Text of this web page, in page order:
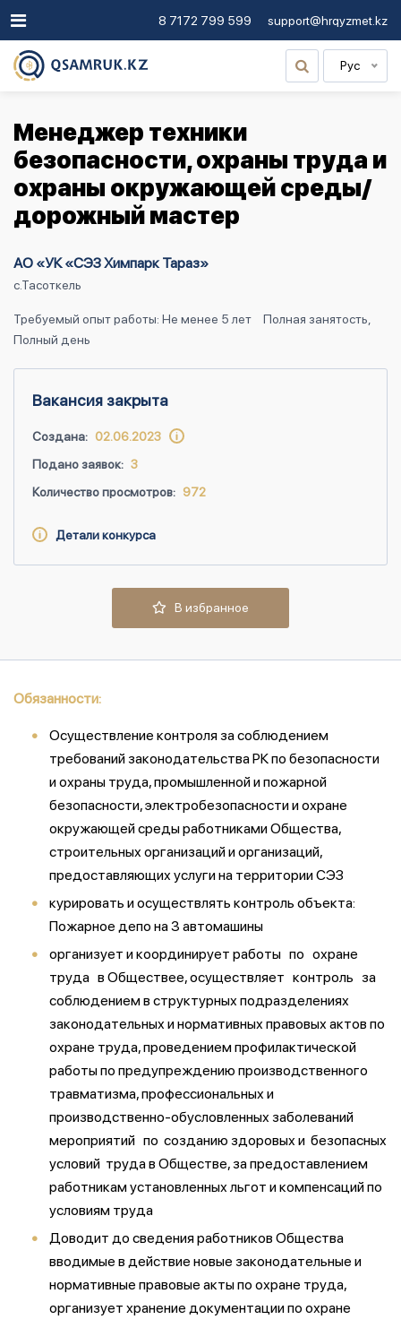
8 7172 799 599 support@hrqyzmet.kz
Рус
Менеджер техники
безопасности, охраны труда и
охраны окружающей среды/
дорожный мастер
АО «УК «СЭЗ Химпарк Тараз»
с.Тасоткель
Требуемый опыт работы: Не менее 5 лет
Полная занятость,
Полный день
Вакансия закрыта
Создана: 02.06.2023
Подано заявок: 3
Количество просмотров: 972
Детали конкурса
В избранное
Обязанности:
Осуществление контроля за соблюдением
требований законодательства РК по безопасности
и охраны труда, промышленной и пожарной
безопасности, электробезопасности и охране
окружающей среды работниками Общества,
строительных организаций и организаций,
предоставляющих услуги на территории СЭЗ
курировать и осуществлять контроль объекта:
Пожарное депо на 3 автомашины
организует и координирует работы по охране
труда в Обществее, осуществляет контроль за
соблюдением в структурных подразделениях
законодательных и нормативных правовых актов по
охране труда, проведением профилактической
работы по предупреждению производственного
травматизма, профессиональных и
производственно-обусловленных заболеваний
мероприятий по созданию здоровых и безопасных
условий труда в Обществе, за предоставлением
работникам установленных льгот и компенсаций по
условиям труда
Доводит до сведения работников Общества
вводимые в действие новые законодательные и
нормативные правовые акты по охране труда,
организует хранение документации по охране